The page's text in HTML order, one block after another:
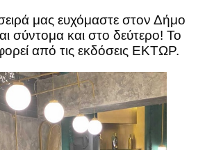
μας ευχόμαστε στον Δήμο
σύντομα και στο δεύτερο! Το
από τις εκδόσεις ΕΚΤΩΡ.